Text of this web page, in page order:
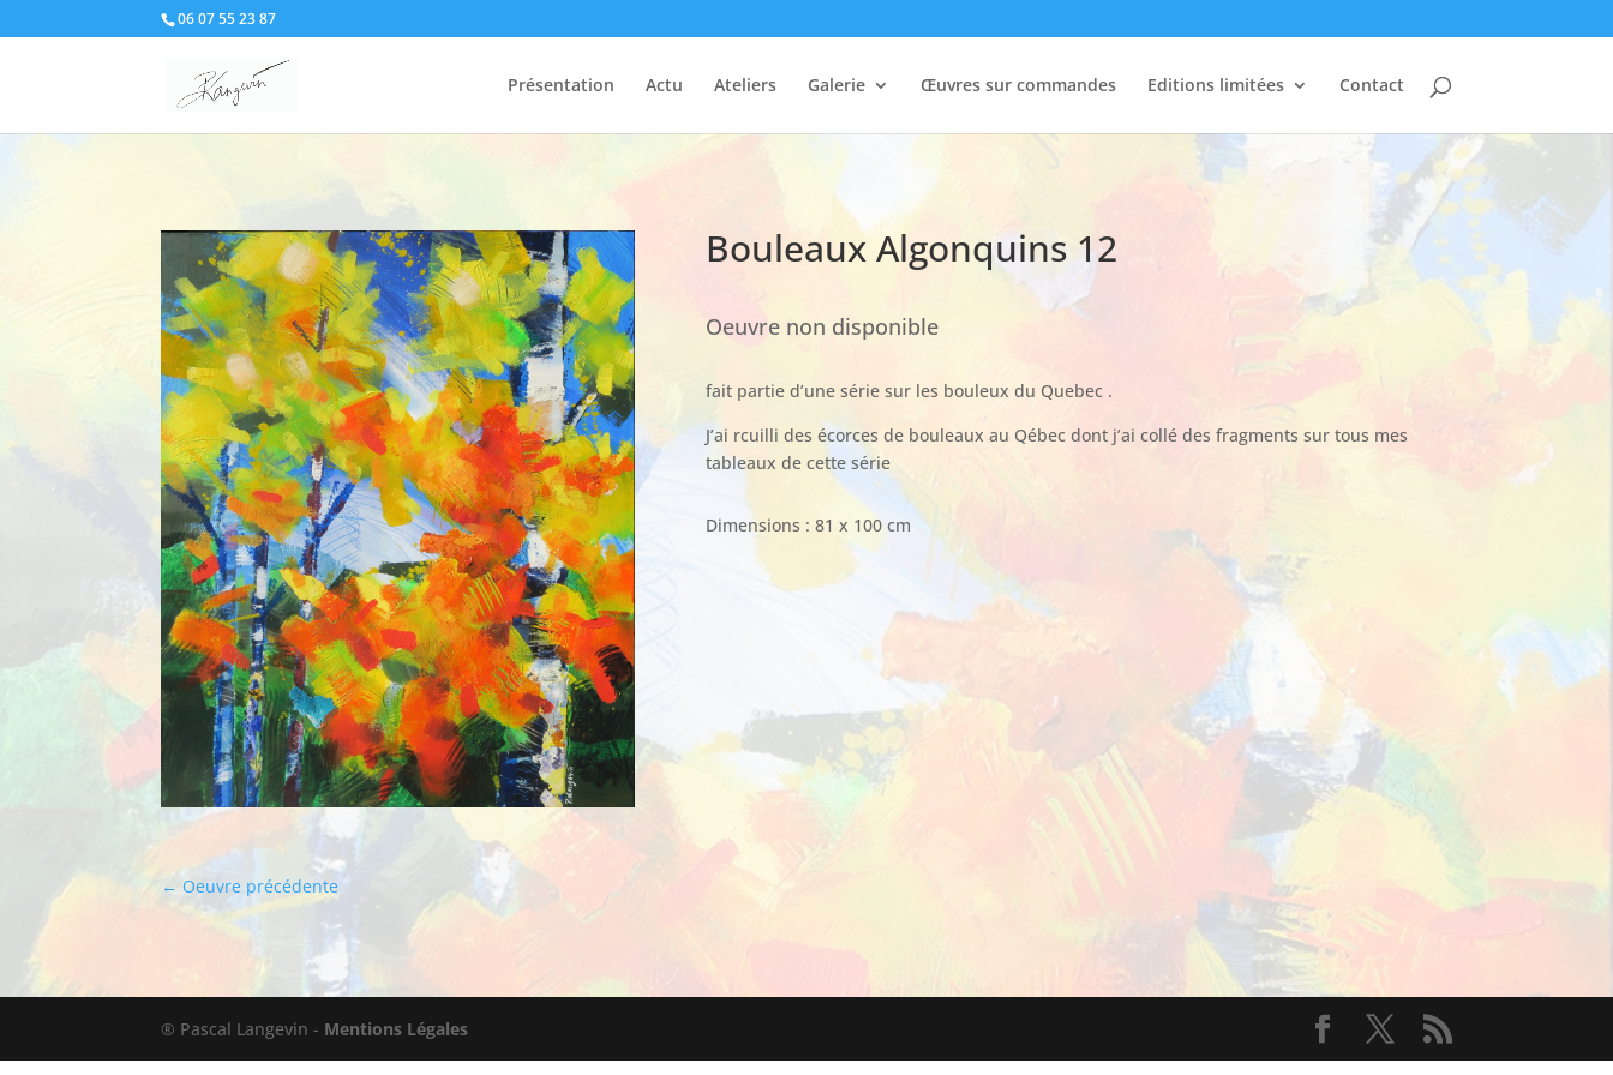
06 07 55 23 87
Présentation Actu Ateliers Galerie Œuvres sur commandes Editions limitées Contact
Bouleaux Algonquins 12
Oeuvre non disponible
fait partie d’une série sur les bouleux du Quebec .
J’ai rcuilli des écorces de bouleaux au Qébec dont j’ai collé des fragments sur tous mes
tableaux de cette série
Dimensions : 81 x 100 cm
← Oeuvre précédente
® Pascal Langevin - Mentions Légales